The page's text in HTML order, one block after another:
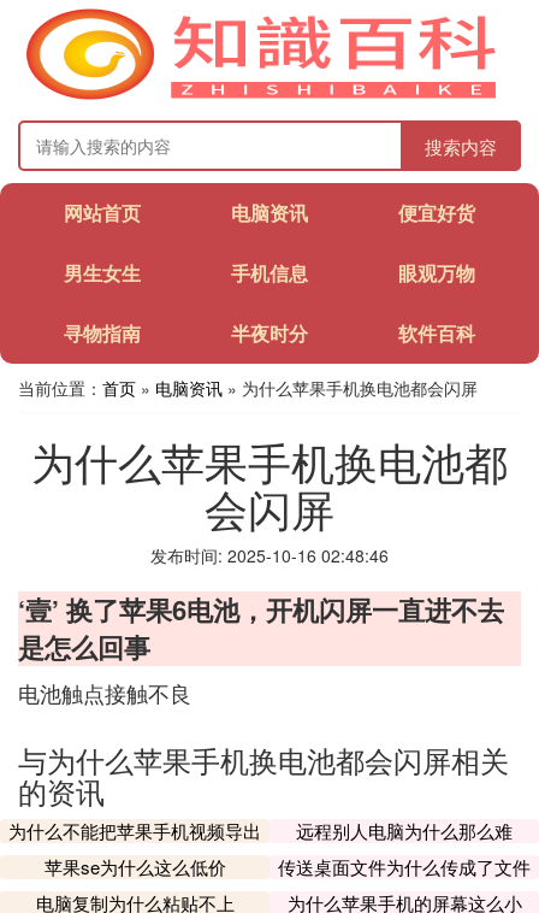
搜索内容
网站首页 电脑资讯 便宜好货
男生女生 手机信息 眼观万物
寻物指南 半夜时分 软件百科
当前位置： 首页 » 电脑资讯 » 为什么苹果手机换电池都会闪屏
为什么苹果手机换电池都
会闪屏
发布时间: 2025-10-16 02:48:46
‘壹’ 换了苹果6电池，开机闪屏一直进不去
是怎么回事
电池触点接触不良
与为什么苹果手机换电池都会闪屏相关
的资讯
为什么不能把苹果手机视频导出
远程别人电脑为什么那么难
苹果se为什么这么低价
传送桌面文件为什么传成了文件
夹
电脑复制为什么粘贴不上
为什么苹果手机的屏幕这么小